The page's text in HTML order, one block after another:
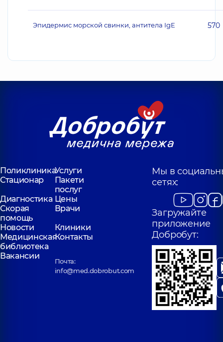
Эпидермис морской свинки, антитела IgE 570
ПоликлиникаУслуги
Стационар
Пакети
послуг
Диагностика Цены
Скорая
помощь
Врачи
Новости
Клиники
Медицинская
библиотека
Контакты
Вакансии
Почта:
info@med.dobrobut.com
Мы в
сетях:
Загружайте
приложение
Добробут: